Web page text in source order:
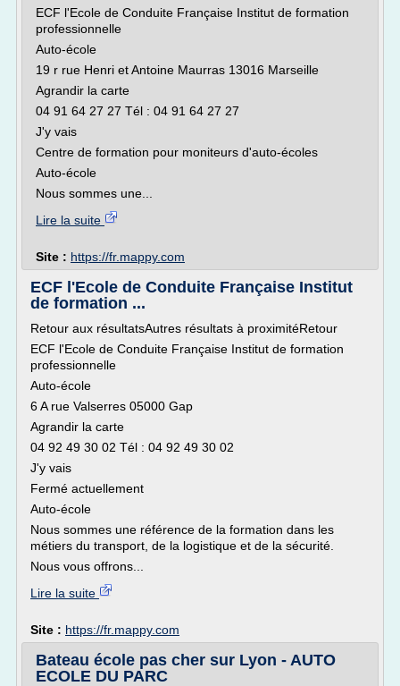
ECF l'Ecole de Conduite Française Institut de formation
professionnelle
Auto-école
19 r rue Henri et Antoine Maurras 13016 Marseille
Agrandir la carte
04 91 64 27 27 Tél : 04 91 64 27 27
J'y vais
Centre de formation pour moniteurs d'auto-écoles
Auto-école
Nous sommes une...
Lire la suite
Site : https://fr.mappy.com
ECF l'Ecole de Conduite Française Institut
de formation ...
Retour aux résultatsAutres résultats à proximitéRetour
ECF l'Ecole de Conduite Française Institut de formation
professionnelle
Auto-école
6 A rue Valserres 05000 Gap
Agrandir la carte
04 92 49 30 02 Tél : 04 92 49 30 02
J'y vais
Fermé actuellement
Auto-école
Nous sommes une référence de la formation dans les
métiers du transport, de la logistique et de la sécurité.
Nous vous offrons...
Lire la suite
Site : https://fr.mappy.com
Bateau école pas cher sur Lyon - AUTO
ECOLE DU PARC